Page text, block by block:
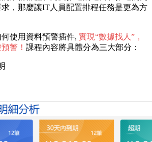
，那麼讓IT人員配置排程任務是更為方
使用資料預警插件, 實現“數據找人”，
警！ 課程內容將具體分為三大部分：